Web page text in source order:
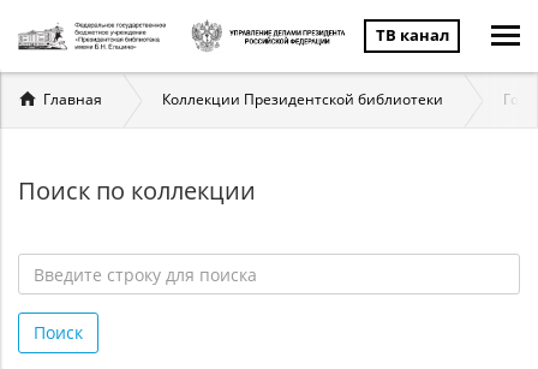
ТВ канал
Вы
здесь
Главная Коллекции Президентской библиотеки
Поиск по коллекции
строку
для
Поиск